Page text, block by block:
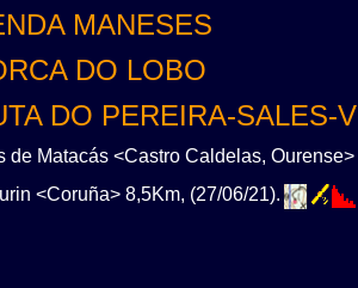
MANESES
DO LOBO
DO PEREIRA-SALES-
de Matacás <Castro Caldelas,
<Coruña> 8,5Km, (27/06/21).